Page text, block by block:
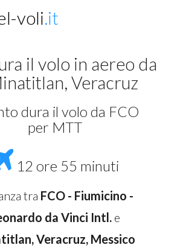
voli.it
il volo in aereo da
Veracruz
dura il volo da FCO
per MTT
12 ore 55 minuti
tra FCO - Fiumicino -
da Vinci Intl.e
Veracruz, Messico